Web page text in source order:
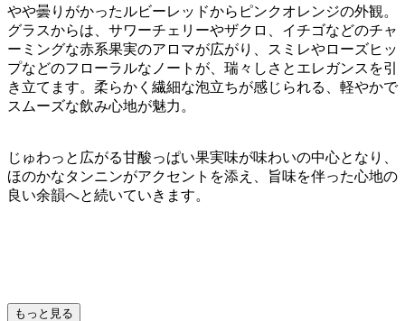
やや曇りがかったルビーレッドからピンクオレンジの外観。
グラスからは、サワーチェリーやザクロ、イチゴなどのチャ
ーミングな赤系果実のアロマが広がり、スミレやローズヒッ
プなどのフローラルなノートが、瑞々しさとエレガンスを引
き立てます。柔らかく繊細な泡立ちが感じられる、軽やかで
スムーズな飲み心地が魅力。
じゅわっと広がる甘酸っぱい果実味が味わいの中心となり、
ほのかなタンニンがアクセントを添え、旨味を伴った心地の
良い余韻へと続いていきます。
もっと見る